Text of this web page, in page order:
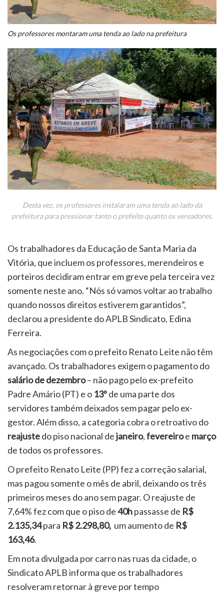
Os professores montaram uma tenda ao lado na prefeitura
Desta vez, os professores instalaram uma tenda ao lado da
prefeitura para pressionar tanto o prefeito quanto os vereadores.
Os trabalhadores da Educação de Santa Maria da
Vitória, que incluem os professores, merendeiros e
porteiros decidiram entrar em greve pela terceira vez
somente neste ano. “Nós só vamos voltar ao trabalho
quando nossos direitos estiverem garantidos”,
declarou a presidente do APLB Sindicato, Edina
Ferreira.
As negociações com o prefeito Renato Leite não têm
avançado. Os trabalhadores exigem o pagamento do
salário de dezembro– não pago pelo ex-prefeito
Padre Amário (PT) e o 13ºde uma parte dos
servidores também deixados sem pagar pelo ex-
gestor. Além disso, a categoria cobra o retroativo do
reajustedo piso nacional dejaneiro,fevereiroe março
de todos os professores.
O prefeito Renato Leite (PP) fez a correção salarial,
mas pagou somente o mês de abril, deixando os três
primeiros meses do ano sem pagar. O reajuste de
7,64% fez com que o piso de40hpassasse de R$
2.135,34para R$ 2.298,80, um aumento de R$
163,46.
Em nota divulgada por carro nas ruas da cidade, o
Sindicato APLB informa que os trabalhadores
resolveram retornar à greve por tempo